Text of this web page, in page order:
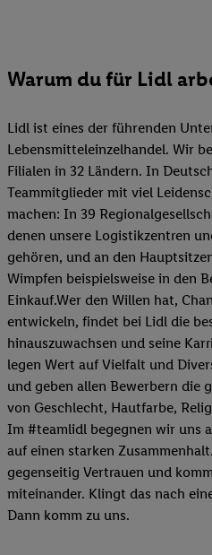
Warum du für Lidl
Lidl ist eines der führenden
Lebensmitteleinzelhandel. Wir
Filialen in 32 Ländern. In
Teammitglieder mit viel
machen: In 39
denen unsere Logistikzentren
gehören, und an den
Wimpfen beispielsweise in den
Einkauf.Wer den Willen hat,
entwickeln, findet bei Lidl die
hinauszuwachsen und seine
legen Wert auf Vielfalt und
und geben allen Bewerbern die
von Geschlecht, Hautfarbe,
Im #teamlidl begegnen wir uns
auf einen starken
gegenseitig Vertrauen und
miteinander. Klingt das nach
Dann komm zu uns.​